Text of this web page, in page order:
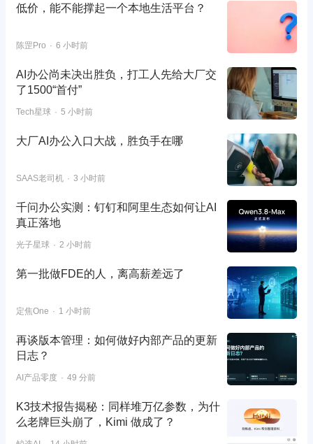
低价，能不能撑起一个本地生活平台？
陈罡Pro 6 小时前
AI办公尚未决出胜负，打工人先给大厂交
了1500“首付”
Tech星球 5 小时前
大厂AI办公入口大战，胜负手在哪
SAAS老司机 3 小时前
千问办公实测：钉钉和阿里生态如何让AI
真正落地
光子星球 2 小时前
第一批做FDE的人，离高薪差远了
定焦One 1 小时前
再谈版本管理：如何做好内部产品的更新
日志？
AI产品零度 49 分前
K3技术报告揭秘：同样堆万亿参数，为什
么老牌巨头崩了，Kimi 做成了？